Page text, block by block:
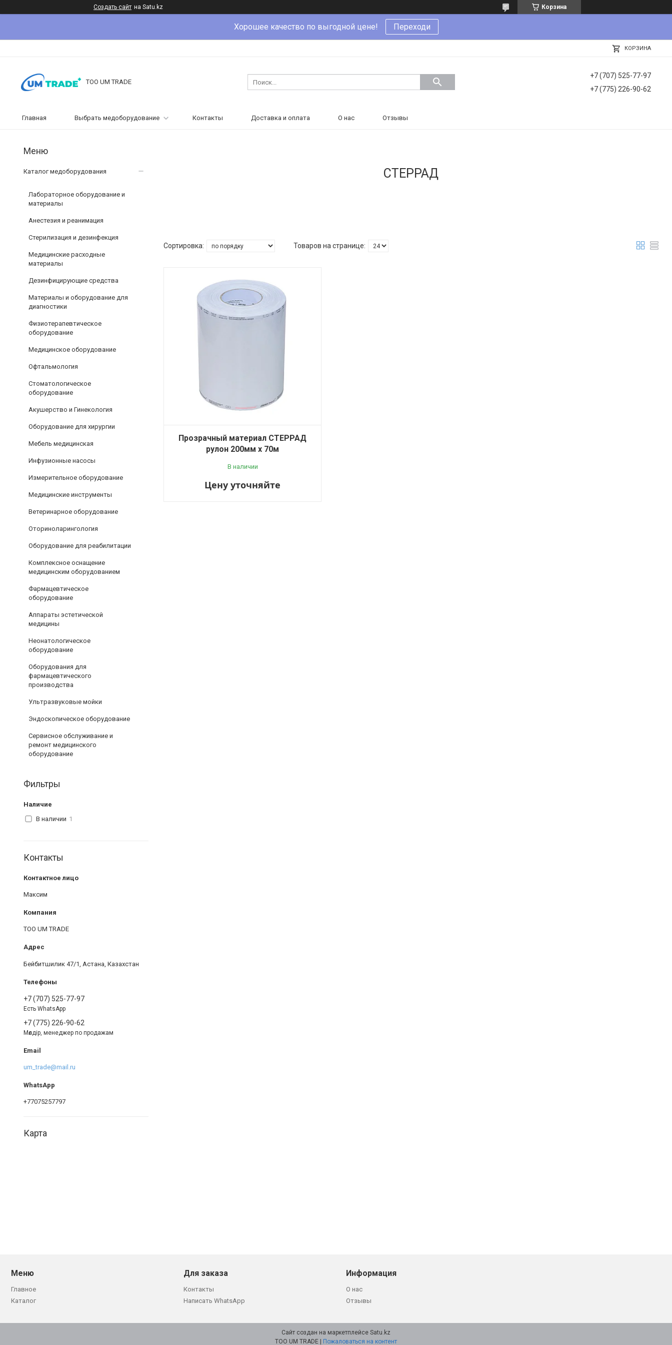
Создать сайт на Satu.kz Корзина
Хорошее качество по выгодной цене! Переходи
КОРЗИНА
ТОО UM TRADE
+7 (707) 525-77-97
+7 (775) 226-90-62
Главная Выбрать медоборудование Контакты Доставка и оплата О нас Отзывы
СТЕРРАД
Прозрачный материал СТЕРРАД
рулон 200мм х 70м
В наличии
Цену уточняйте
Каталог медоборудования
Лабораторное оборудование и
материалы
Анестезия и реанимация
Стерилизация и дезинфекция
Медицинские расходные
материалы
Дезинфицирующие средства
Материалы и оборудование для
диагностики
Физиотерапевтическое
оборудование
Медицинское оборудование
Офтальмология
Стоматологическое
оборудование
Акушерство и Гинекология
Оборудование для хирургии
Мебель медицинская
Инфузионные насосы
Измерительное оборудование
Медицинские инструменты
Ветеринарное оборудование
Оториноларингология
Оборудование для реабилитации
Комплексное оснащение
медицинским оборудованием
Фармацевтическое
оборудование
Аппараты эстетической
медицины
Неонатологическое
оборудование
Оборудования для
фармацевтического
производства
Ультразвуковые мойки
Эндоскопическое оборудование
Сервисное обслуживание и
ремонт медицинского
оборудование
Фильтры
Наличие
В наличии 1
Контакты
Максим
ТОО UM TRADE
Бейбитшилик 47/1, Астана, Казахстан
+7 (707) 525-77-97
Есть WhatsApp
+7 (775) 226-90-62
Мөлдір, менеджер по продажам
um_trade@mail.ru
+77075257797
Карта
Меню
Главное
Каталог
Для заказа
Контакты
Написать WhatsApp
Информация
О нас
Отзывы
Сайт создан на маркетплейсе Satu.kz
ТОО UM TRADE | Пожаловаться на контент